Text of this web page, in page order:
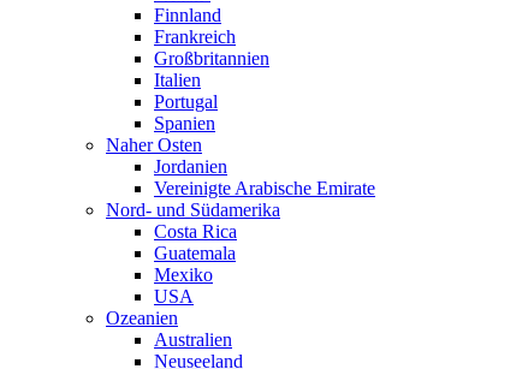
Finnland
Frankreich
Großbritannien
Italien
Portugal
Spanien
Naher Osten
Jordanien
Vereinigte Arabische Emirate
Nord- und Südamerika
Costa Rica
Guatemala
Mexiko
USA
Ozeanien
Australien
Neuseeland